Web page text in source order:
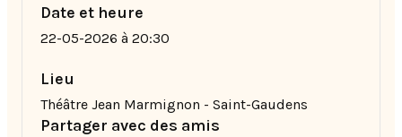
Date et heure
22-05-2026 à 20:30
Lieu
Théâtre Jean Marmignon - Saint-Gaudens
Partager avec des amis